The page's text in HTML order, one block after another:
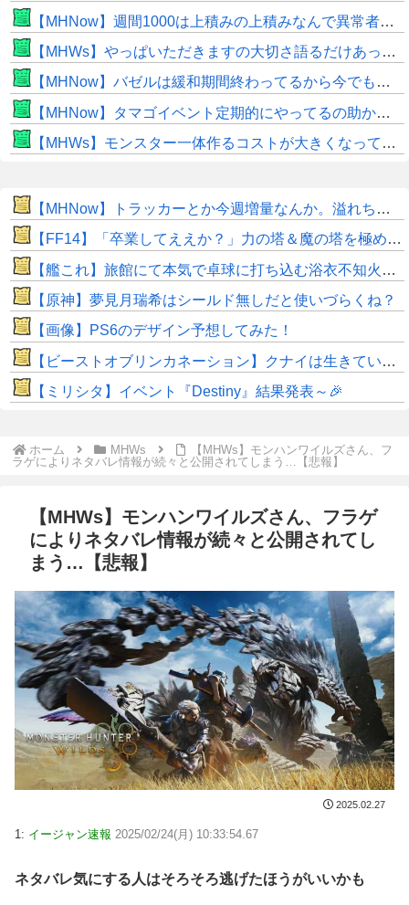
【MHNow】週間1000は上積みの上積みなんで異常者です
【MHWs】やっぱいただきますの大切さ語るだけあって飯のこだわり凄いよね
【MHNow】バゼルは緩和期間終わってるから今でもとんでもない数必要なんじゃない？
【MHNow】タマゴイベント定期的にやってるの助かるよね
【MHWs】モンスター一体作るコストが大きくなっている昨今でこそ亜種に頼るべきだよな
【MHNow】トラッカーとか今週増量なんか。溢れちゃうから来週にして欲しいわ何狩れいうねん
【FF14】「卒業してええか？」力の塔＆魔の塔を極め尽くした強者ヒカセンが現れてしまうｗｗｗｗ
【艦これ】旅館にて本気で卓球に打ち込む浴衣不知火ちゃん 他
【原神】夢見月瑞希はシールド無しだと使いづらくね？
【画像】PS6のデザイン予想してみた！
【ビーストオブリンカネーション】クナイは生きていた？隠しイベント発見「円形の床がエレベーターになってる」
【ミリシタ】イベント『Destiny』結果発表～🎉
ホーム MHWs
【MHWs】モンハンワイルズさん、フ
ラゲによりネタバレ情報が続々と公開されてしまう…【悲報】
【MHWs】モンハンワイルズさん、フラゲ
によりネタバレ情報が続々と公開されてし
まう…【悲報】
2025.02.27
1: イージャン速報 2025/02/24(月) 10:33:54.67
ネタバレ気にする人はそろそろ逃げたほうがいいかも